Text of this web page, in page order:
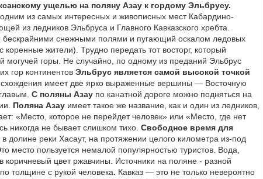
ущелью на поляну Азау к гордому Эльбрусу.
из самых интересных и живописных мест Кабардино-
из ледников Эльбруса и Главного Кавказского хребта.
снежными полями и пугающий оскалом ледовых
жители). Трудно передать тот восторг, который
горы. Не случайно, по одному из преданий Эльбрус
гор континентов Эльбрус является самой высокой точкой
имеет две ярко выраженные вершины — Восточную
С поляны Азау по канатной дороге можно подняться на
Поляна Азау имеет такое же название, как и один из ледников,
«Место, которое не перейдет человек» или «Место, где нет
никогда не бывает слишком тихо. Свободное время для
в долине реки Хасаут, на протяжении целого километра из-под
место пользуется немалой популярностью туристов. Вода,
цвет ржавчины. Источники на поляне - разной
толщине с рукой человека. Кавказ — это не только невероятно